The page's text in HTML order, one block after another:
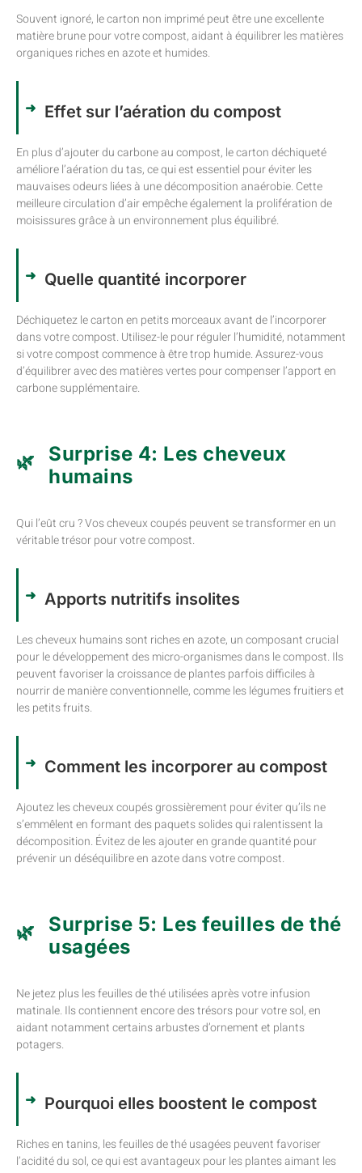
Souvent ignoré, le carton non imprimé peut être une excellente
matière brune pour votre compost, aidant à équilibrer les matières
organiques riches en azote et humides.
Effet sur l’aération du compost
En plus d’ajouter du carbone au compost, le carton déchiqueté
améliore l’aération du tas, ce qui est essentiel pour éviter les
mauvaises odeurs liées à une décomposition anaérobie. Cette
meilleure circulation d’air empêche également la prolifération de
moisissures grâce à un environnement plus équilibré.
Quelle quantité incorporer
Déchiquetez le carton en petits morceaux avant de l’incorporer
dans votre compost. Utilisez-le pour réguler l’humidité, notamment
si votre compost commence à être trop humide. Assurez-vous
d’équilibrer avec des matières vertes pour compenser l’apport en
carbone supplémentaire.
Surprise 4: Les cheveux
humains
Qui l’eût cru ? Vos cheveux coupés peuvent se transformer en un
véritable trésor pour votre compost.
Apports nutritifs insolites
Les cheveux humains sont riches en azote, un composant crucial
pour le développement des micro-organismes dans le compost. Ils
peuvent favoriser la croissance de plantes parfois difficiles à
nourrir de manière conventionnelle, comme les légumes fruitiers et
les petits fruits.
Comment les incorporer au compost
Ajoutez les cheveux coupés grossièrement pour éviter qu’ils ne
s’emmêlent en formant des paquets solides qui ralentissent la
décomposition. Évitez de les ajouter en grande quantité pour
prévenir un déséquilibre en azote dans votre compost.
Surprise 5: Les feuilles de thé
usagées
Ne jetez plus les feuilles de thé utilisées après votre infusion
matinale. Ils contiennent encore des trésors pour votre sol, en
aidant notamment certains arbustes d’ornement et plants
potagers.
Pourquoi elles boostent le compost
Riches en tanins, les feuilles de thé usagées peuvent favoriser
l’acidité du sol, ce qui est avantageux pour les plantes aimant les